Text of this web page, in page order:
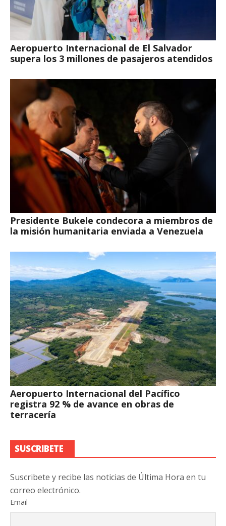
Aeropuerto Internacional de El Salvador
supera los 3 millones de pasajeros atendidos
Presidente Bukele condecora a miembros de
la misión humanitaria enviada a Venezuela
Aeropuerto Internacional del Pacífico
registra 92 % de avance en obras de
terracería
SUSCRIBETE
Suscribete y recibe las noticias de Última Hora en tu
correo electrónico.
Email